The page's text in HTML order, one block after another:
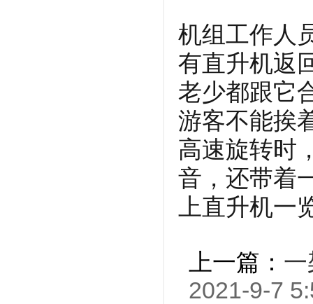
机组工作人
有直升机返
老少都跟它
游客不能挨
高速旋转时
音，还带着
上直升机一
上一篇：
2021-9-7